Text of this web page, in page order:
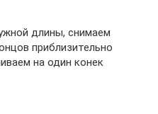
длины, снимаем
приблизительно
на один конек